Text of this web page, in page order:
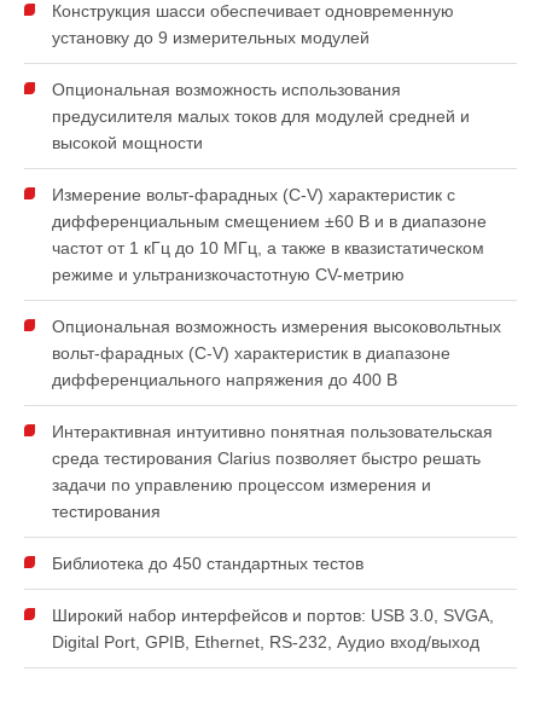
Конструкция шасси обеспечивает одновременную
установку до 9 измерительных модулей
Опциональная возможность использования
предусилителя малых токов для модулей средней и
высокой мощности
Измерение вольт-фарадных (C-V) характеристик с
дифференциальным смещением ±60 В и в диапазоне
частот от 1 кГц до 10 МГц, а также в квазистатическом
режиме и ультранизкочастотную CV-метрию
Опциональная возможность измерения высоковольтных
вольт-фарадных (С-V) характеристик в диапазоне
дифференциального напряжения до 400 В
Интерактивная интуитивно понятная пользовательская
среда тестирования Clarius позволяет быстро решать
задачи по управлению процессом измерения и
тестирования
Библиотека до 450 стандартных тестов
Широкий набор интерфейсов и портов: USB 3.0, SVGA,
Digital Port, GPIB, Ethernet, RS-232, Аудио вход/выход